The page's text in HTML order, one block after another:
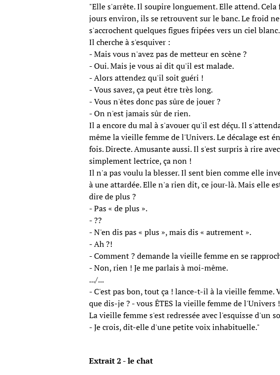
"Elle s'arrête. Il soupire longuement. Elle attend.
jours environ, ils se retrouvent sur le banc. Le froid
s'accrochent quelques figues fripées vers un ciel
Il cherche à s'esquiver :
- Mais vous n'avez pas de metteur en scène ?
- Oui. Mais je vous ai dit qu'il est malade.
- Alors attendez qu'il soit guéri !
- Vous savez, ça peut être très long.
- Vous n'êtes donc pas sûre de jouer ?
- On n'est jamais sûr de rien.
Il a encore du mal à s'avouer qu'il est déçu. Il
même la vieille femme de l'Univers. Le décalage est
fois. Directe. Amusante aussi. Il s'est surpris à rire
simplement lectrice, ça non !
Il n'a pas voulu la blesser. Il sent bien comme elle
à une attardée. Elle n'a rien dit, ce jour-là. Mais elle
dire de plus ?
- Pas « de plus ».
- ??
- N'en dis pas « plus », mais dis « autrement ».
- Ah ?!
- Comment ? demande la vieille femme en se
- Non, rien ! Je me parlais à moi-même.
.../...
- C'est pas bon, tout ça ! lance-t-il à la vieille femme.
que dis-je ? - vous ÊTES la vieille femme de l'Univers
La vieille femme s'est redressée avec l'esquisse d'un
- Je crois, dit-elle d'une petite voix inhabituelle."
Extrait 2 - le chat